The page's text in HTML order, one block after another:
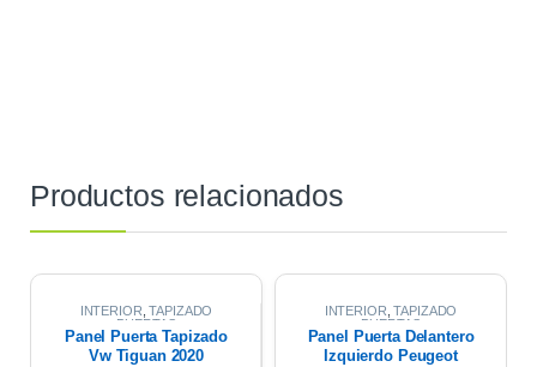
Productos relacionados
INTERIOR ,TAPIZADO
PUERTAS
Panel Puerta Tapizado
Vw Tiguan 2020
INTERIOR ,TAPIZADO
PUERTAS
Panel Puerta Delantero
Izquierdo Peugeot